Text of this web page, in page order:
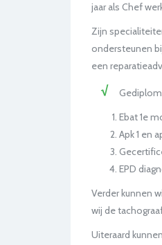
jaar als Chef
Zijn
ondersteunen
een
Ebat 1e
Apk 1 en
EPD
Verder kunnen
wij de
Uiteraard